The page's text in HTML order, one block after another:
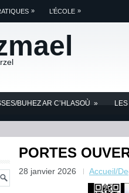
» L’ÉCOLE »
BUHEZ AR C’HLASOÙ »
PORTES
28 janvier 2026 Accueil/